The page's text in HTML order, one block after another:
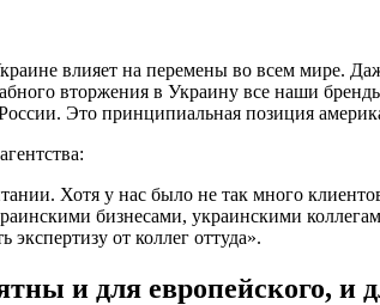
влияет на перемены во всем мире.
вторжения в Украину все наши
Это принципиальная позиция
Хотя у нас было не так много
бизнесами, украинскими
от коллег оттуда».
и для европейского, и